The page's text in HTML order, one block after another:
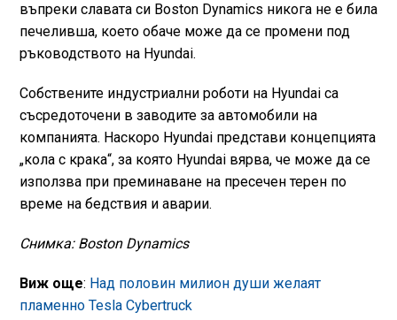
въпреки славата си Boston Dynamics никога не е била
печеливша, което обаче може да се промени под
ръководството на Hyundai.
Собствените индустриални роботи на Hyundai са
съсредоточени в заводите за автомобили на
компанията. Наскоро Hyundai представи концепцията
„кола с крака“, за която Hyundai вярва, че може да се
използва при преминаване на пресечен терен по
време на бедствия и аварии.
Снимка: Boston Dynamics
Виж още: Над половин милион души желаят
пламенно Tesla Cybertruck